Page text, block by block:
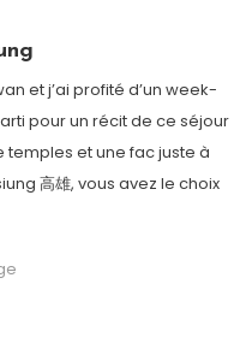
et j’ai profité d’un week-
pour un récit de ce séjour
et une fac juste à
高雄, vous avez le choix